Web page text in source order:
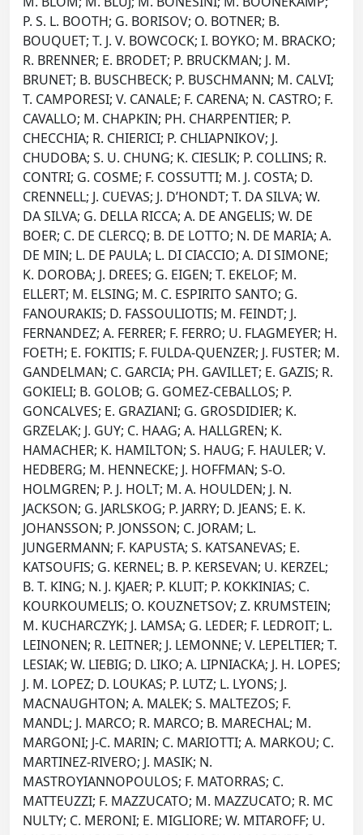
P. S. L. BOOTH; G. BORISOV; O. BOTNER; B.
BOUQUET; T. J. V. BOWCOCK; I. BOYKO; M. BRACKO;
R. BRENNER; E. BRODET; P. BRUCKMAN; J. M.
BRUNET; B. BUSCHBECK; P. BUSCHMANN; M. CALVI;
T. CAMPORESI; V. CANALE; F. CARENA; N. CASTRO; F.
CAVALLO; M. CHAPKIN; PH. CHARPENTIER; P.
CHECCHIA; R. CHIERICI; P. CHLIAPNIKOV; J.
CHUDOBA; S. U. CHUNG; K. CIESLIK; P. COLLINS; R.
CONTRI; G. COSME; F. COSSUTTI; M. J. COSTA; D.
CRENNELL; J. CUEVAS; J. D’HONDT; T. DA SILVA; W.
DA SILVA; G. DELLA RICCA; A. DE ANGELIS; W. DE
BOER; C. DE CLERCQ; B. DE LOTTO; N. DE MARIA; A.
DE MIN; L. DE PAULA; L. DI CIACCIO; A. DI SIMONE;
K. DOROBA; J. DREES; G. EIGEN; T. EKELOF; M.
ELLERT; M. ELSING; M. C. ESPIRITO SANTO; G.
FANOURAKIS; D. FASSOULIOTIS; M. FEINDT; J.
FERNANDEZ; A. FERRER; F. FERRO; U. FLAGMEYER; H.
FOETH; E. FOKITIS; F. FULDA-QUENZER; J. FUSTER; M.
GANDELMAN; C. GARCIA; PH. GAVILLET; E. GAZIS; R.
GOKIELI; B. GOLOB; G. GOMEZ-CEBALLOS; P.
GONCALVES; E. GRAZIANI; G. GROSDIDIER; K.
GRZELAK; J. GUY; C. HAAG; A. HALLGREN; K.
HAMACHER; K. HAMILTON; S. HAUG; F. HAULER; V.
HEDBERG; M. HENNECKE; J. HOFFMAN; S-O.
HOLMGREN; P. J. HOLT; M. A. HOULDEN; J. N.
JACKSON; G. JARLSKOG; P. JARRY; D. JEANS; E. K.
JOHANSSON; P. JONSSON; C. JORAM; L.
JUNGERMANN; F. KAPUSTA; S. KATSANEVAS; E.
KATSOUFIS; G. KERNEL; B. P. KERSEVAN; U. KERZEL;
B. T. KING; N. J. KJAER; P. KLUIT; P. KOKKINIAS; C.
KOURKOUMELIS; O. KOUZNETSOV; Z. KRUMSTEIN;
M. KUCHARCZYK; J. LAMSA; G. LEDER; F. LEDROIT; L.
LEINONEN; R. LEITNER; J. LEMONNE; V. LEPELTIER; T.
LESIAK; W. LIEBIG; D. LIKO; A. LIPNIACKA; J. H. LOPES;
J. M. LOPEZ; D. LOUKAS; P. LUTZ; L. LYONS; J.
MACNAUGHTON; A. MALEK; S. MALTEZOS; F.
MANDL; J. MARCO; R. MARCO; B. MARECHAL; M.
MARGONI; J-C. MARIN; C. MARIOTTI; A. MARKOU; C.
MARTINEZ-RIVERO; J. MASIK; N.
MASTROYIANNOPOULOS; F. MATORRAS; C.
MATTEUZZI; F. MAZZUCATO; M. MAZZUCATO; R. MC
NULTY; C. MERONI; E. MIGLIORE; W. MITAROFF; U.